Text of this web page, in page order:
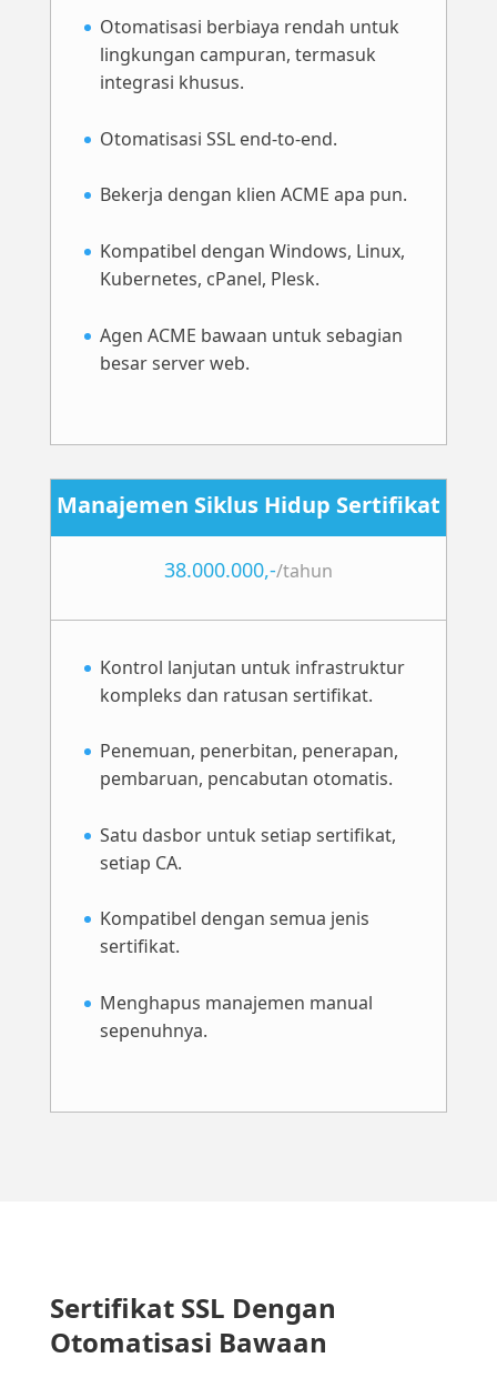
Otomatisasi berbiaya rendah untuk
lingkungan campuran, termasuk
integrasi khusus.
Otomatisasi SSL end-to-end.
Bekerja dengan klien ACME apa pun.
Kompatibel dengan Windows, Linux,
Kubernetes, cPanel, Plesk.
Agen ACME bawaan untuk sebagian
besar server web.
Manajemen Siklus Hidup Sertifikat
38.000.000,-/tahun
Kontrol lanjutan untuk infrastruktur
kompleks dan ratusan sertifikat.
Penemuan, penerbitan, penerapan,
pembaruan, pencabutan otomatis.
Satu dasbor untuk setiap sertifikat,
setiap CA.
Kompatibel dengan semua jenis
sertifikat.
Menghapus manajemen manual
sepenuhnya.
Sertifikat SSL Dengan
Otomatisasi Bawaan